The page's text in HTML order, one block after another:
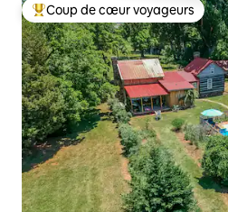
Coups de cœur voyageurs les
Coup de cœur voyageurs